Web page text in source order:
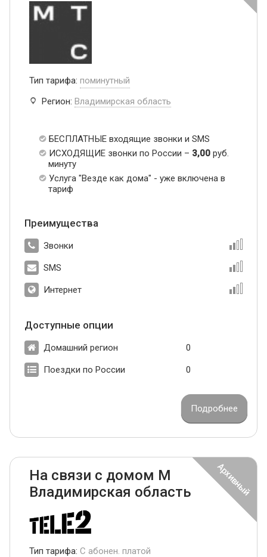
Тип тарифа: поминутный
Регион: Владимирская область
БЕСПЛАТНЫЕ входящие звонки и SMS
ИСХОДЯЩИЕ звонки по России – 3,00 руб.
минуту
Услуга "Везде как дома" - уже включена в
тариф
Преимущества
Звонки
SMS
Интернет
Доступные опции
Домашний регион 0
Поездки по России 0
Подробнее
На связи с домом М
Владимирская область
Тип тарифа: С абонен. платой